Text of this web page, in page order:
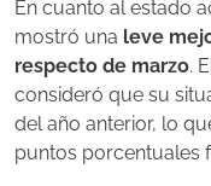
En cuanto al estado
mostró una leve
respecto de marzo.
consideró que su
del año anterior, lo
puntos porcentuales